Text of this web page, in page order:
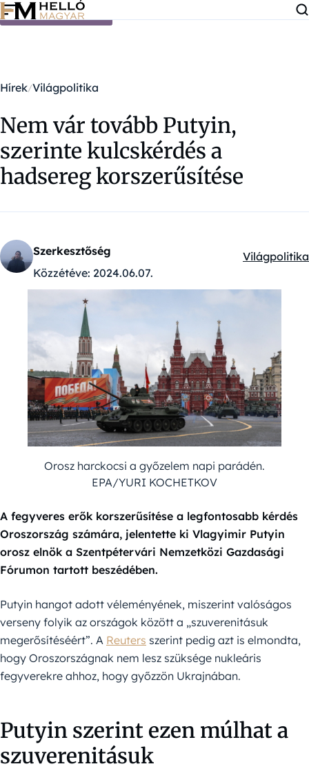
Ugrás a tartalomra
Hírek Világpolitika
Nem vár tovább Putyin,
szerinte kulcskérdés a
hadsereg korszerűsítése
Szerkesztőség
Közzétéve: 2024.06.07.
Kategóriák:
Világpolitika
Orosz harckocsi a győzelem napi parádén.
EPA/YURI KOCHETKOV
A fegyveres erők korszerűsítése a legfontosabb kérdés
Oroszország számára, jelentette ki Vlagyimir Putyin
orosz elnök a Szentpétervári Nemzetközi Gazdasági
Fórumon tartott beszédében.
Putyin hangot adott véleményének, miszerint valóságos
verseny folyik az országok között a „szuverenitásuk
megerősítéséért”. A Reuters szerint pedig azt is elmondta,
hogy Oroszországnak nem lesz szüksége nukleáris
fegyverekre ahhoz, hogy győzzön Ukrajnában.
Putyin szerint ezen múlhat a
szuverenitásuk